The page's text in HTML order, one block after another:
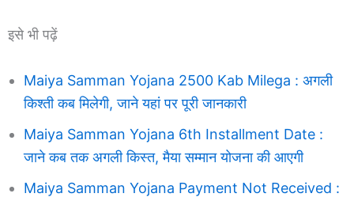
इसे भी पढ़ें
Maiya Samman Yojana 2500 Kab Milega : अगली
किश्ती कब मिलेगी, जाने यहां पर पूरी जानकारी
Maiya Samman Yojana 6th Installment Date :
जाने कब तक अगली किस्त, मैया सम्मान योजना की आएगी
Maiya Samman Yojana Payment Not Received :